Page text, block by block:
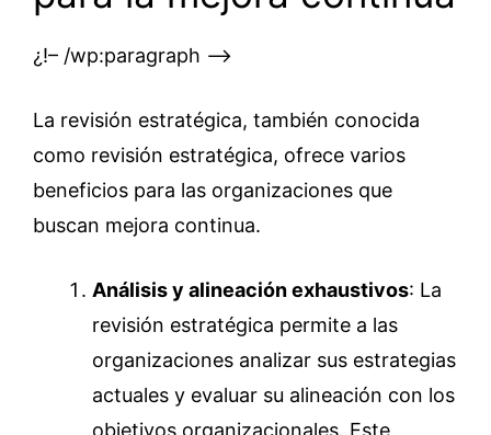
¿!– /wp:paragraph –>
La revisión estratégica, también conocida
como revisión estratégica, ofrece varios
beneficios para las organizaciones que
buscan mejora continua.
Análisis y alineación exhaustivos: La
revisión estratégica permite a las
organizaciones analizar sus estrategias
actuales y evaluar su alineación con los
objetivos organizacionales. Este